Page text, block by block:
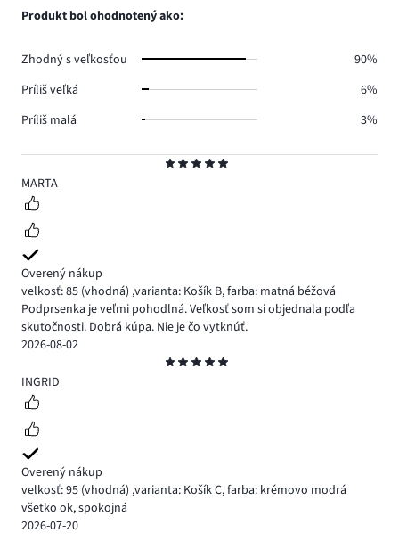
5
MARTA
Overený nákup
veľkosť: 85 (vhodná) ,varianta: Košík B,farba: matná béžová
Podprsenka je veľmi pohodlná. Veľkosť som si objednala podľa
skutočnosti. Dobrá kúpa. Nie je čo vytknúť.
2026-08-02
5
INGRID
Overený nákup
veľkosť: 95 (vhodná) ,varianta: Košík C,farba: krémovo modrá
všetko ok, spokojná
2026-07-20
Produkt bol ohodnotený ako:
Zhodný s veľkosťou
90%
Príliš veľká
6%
Príliš malá
3%